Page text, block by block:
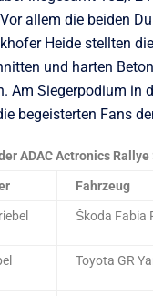
allem die beiden
Heide stellten
und harten
Am Siegerpodium in
begeisterten Fans
ADAC Actronics Rallye
Fahrzeug
Škoda Fabia
Toyota GR